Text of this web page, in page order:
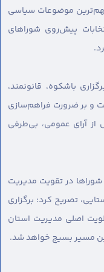
موضوعات سیاسی
پیش‌روی شوراهای
باشکوه، قانونمند،
و بر ضرورت فراهم‌سازی
از آرای عمومی، بی‌طرفی
شوراها در تقویت مدیریت
تصریح کرد: برگزاری
اصلی مدیریت استان
مسیر بسیج خواهد شد.